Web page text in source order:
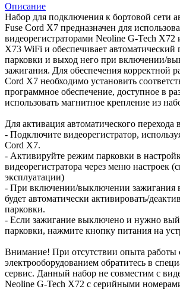
Описание
Набор для подключения к бортовой сети
Fuse Cord X7 предназначен для
видеорегистраторами Neoline G-Tech X72
X73 WiFi и обеспечивает автоматический
парковки и выход него при включении/
зажигания. Для обеспечения корректной
Cord X7 необходимо установить
программное обеспечение, доступное в
использовать магнитное крепление из
Для активация автоматического
- Подключите видеорегистратор,
Cord X7.
- Активируйте режим парковки в
видеорегистратора через меню настроек
эксплуатации)
- При включении/выключении зажигания
будет автоматически активировать/
парковки.
- Если зажигание выключено и нужно
парковки, нажмите кнопку питания на
Внимание! При отсутствии опыта работы
электрооборудованием обратитесь в
сервис. Данный набор не совместим с
Neoline G-Tech X72 с серийными